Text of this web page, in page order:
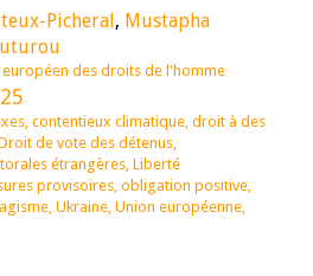
Picheral, Mustapha
des droits de l'homme
, contentieux climatique, droit à des
de vote des détenus,
étrangères, Liberté
provisoires, obligation positive,
, Ukraine, Union européenne,